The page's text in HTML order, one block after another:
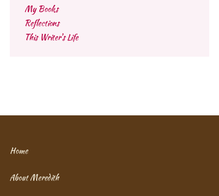
My Books
Reflections
This Writer's Life
Home
About Meredith